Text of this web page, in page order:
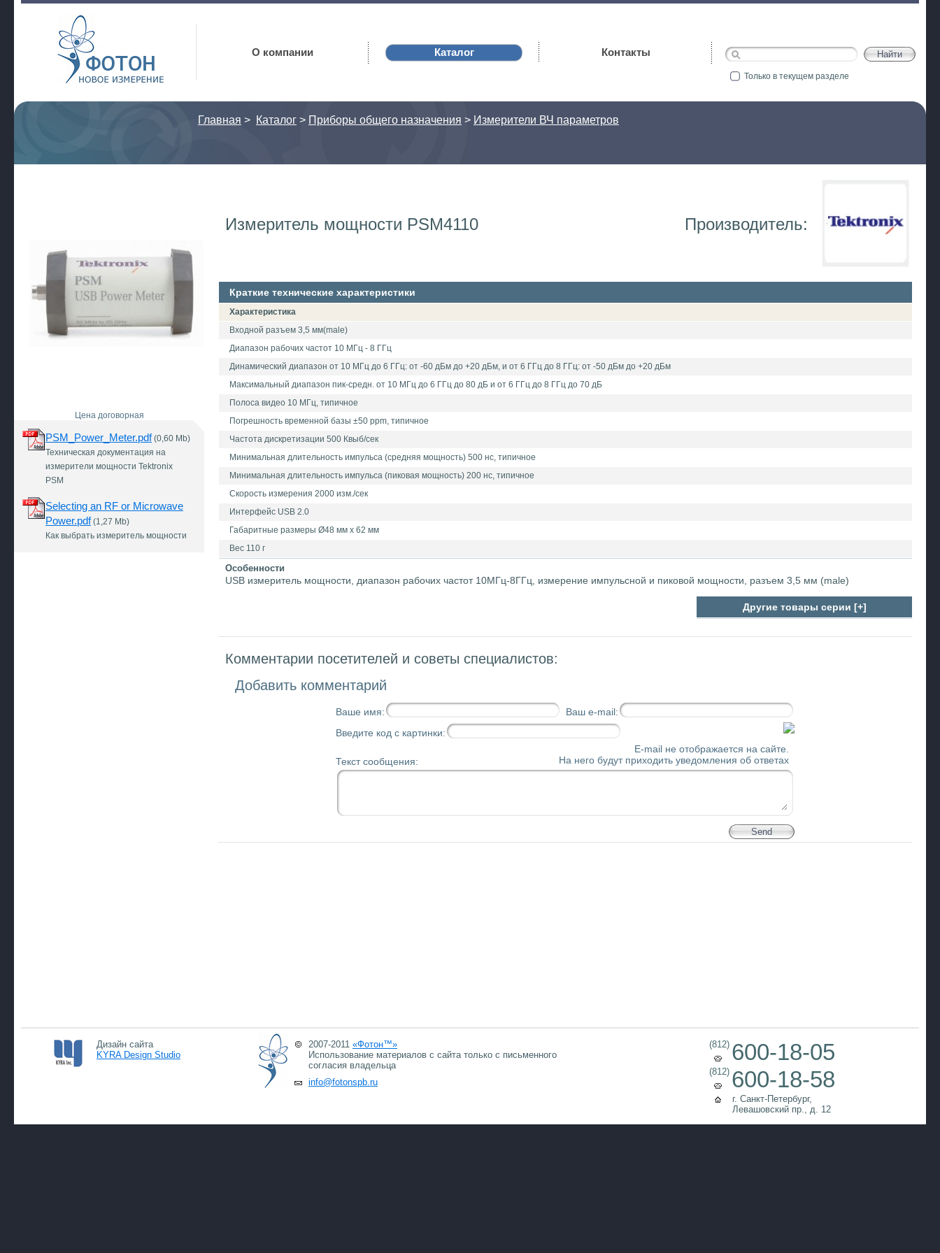
Фотон
О компании Каталог Контакты
Только в текущем разделе
Главная > Каталог > Приборы общего назначения > Измерители ВЧ параметров
Цена договорная
PSM_Power_Meter.pdf(0,60 Mb)
Техническая документация на
измерители мощности Tektronix
PSM
Selecting an RF or Microwave
Power.pdf(1,27 Mb)
Как выбрать измеритель мощности
Измеритель мощности PSM4110 Производитель:
Краткие технические характеристики
Характеристика
Входной разъем 3,5 мм(male)
Диапазон рабочих частот 10 МГц - 8 ГГц
Динамический диапазон от 10 МГц до 6 ГГц: от -60 дБм до +20 дБм, и от 6 ГГц до 8 ГГц: от -50 дБм до +20 дБм
Максимальный диапазон пик-средн. от 10 МГц до 6 ГГц до 80 дБ и от 6 ГГц до 8 ГГц до 70 дБ
Полоса видео 10 МГц, типичное
Погрешность временной базы ±50 ppm, типичное
Частота дискретизации 500 Квыб/сек
Минимальная длительность импульса (средняя мощность) 500 нс, типичное
Минимальная длительность импульса (пиковая мощность) 200 нс, типичное
Скорость измерения 2000 изм./сек
Интерфейс USB 2.0
Габаритные размеры Ø48 мм х 62 мм
Вес 110 г
Особенности
USB измеритель мощности, диапазон рабочих частот 10МГц-8ГГц, измерение импульсной и пиковой мощности, разъем 3,5 мм (male)
Другие товары серии [+]
Комментарии посетителей и советы специалистов:
Добавить комментарий
Ваше имя:
Ваш e-mail:
Введите код с картинки:
Текст сообщения:
E-mail не отображается на сайте.
На него будут приходить уведомления об ответах
Дизайн сайта
KYRA Design Studio
2007-2011 «Фотон™»
Использование материалов с сайта только с письменного
согласия владельца
info@fotonspb.ru
(812) 600-18-05
(812) 600-18-58
г. Санкт-Петербург,
Левашовский пр., д. 12